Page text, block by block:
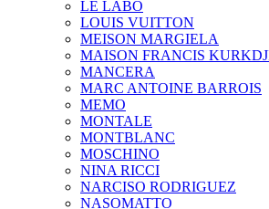
LE LABO
LOUIS VUITTON
MEISON MARGIELA
MAISON FRANCIS
MANCERA
MARC ANTOINE BARROIS
MEMO
MONTALE
MONTBLANC
MOSCHINO
NINA RICCI
NARCISO RODRIGUEZ
NASOMATTO